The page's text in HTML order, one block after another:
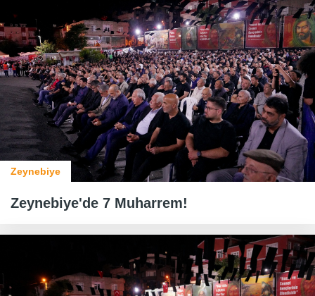
Zeynebiye
Zeynebiye'de 7 Muharrem!